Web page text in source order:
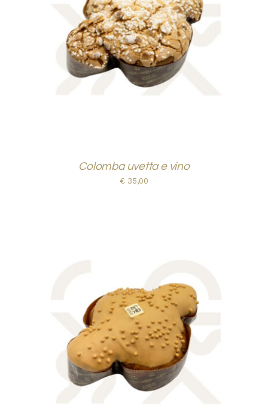
AGGIUNGI AL CARRELLO
/
DETTAGLI
Colomba uvetta e vino
€ 35,00
AGGIUNGI AL CARRELLO
/
DETTAGLI